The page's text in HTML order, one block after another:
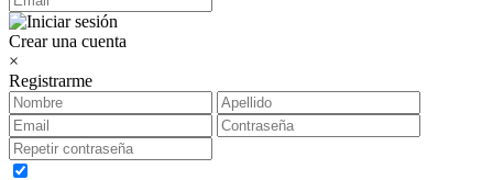
Crear una cuenta
×
Registrarme